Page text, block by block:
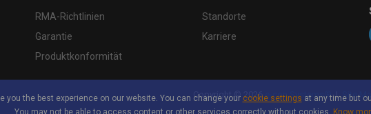
RMA-Richtlinien
Garantie
Produktkonformität
Standorte
Karriere
Copyright ©2026 e-con Systems®|Site
you the best experience on our website. You can change your cookie settings at any time but
You may not be able to access content or other services correctly without cookies.
Know